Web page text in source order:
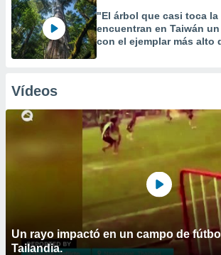
"El árbol que casi toca
encuentran en Taiwán
con el ejemplar más alto
Vídeos
Un rayo impactó en un campo de
Tailandia.